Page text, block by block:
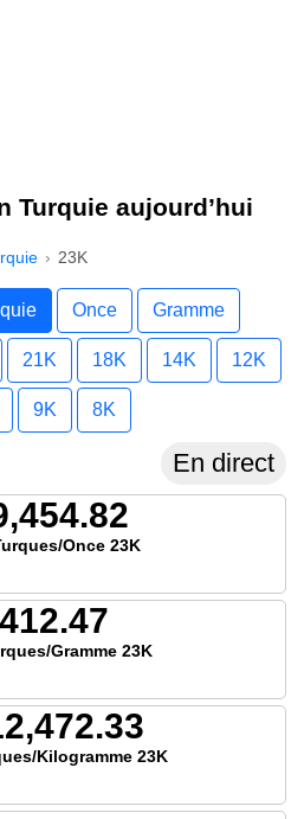
Turquie aujourd’hui
23K
Once Gramme
21K 18K 14K 12K
9K 8K
En direct
Once 23K
Gramme 23K
Kilogramme 23K